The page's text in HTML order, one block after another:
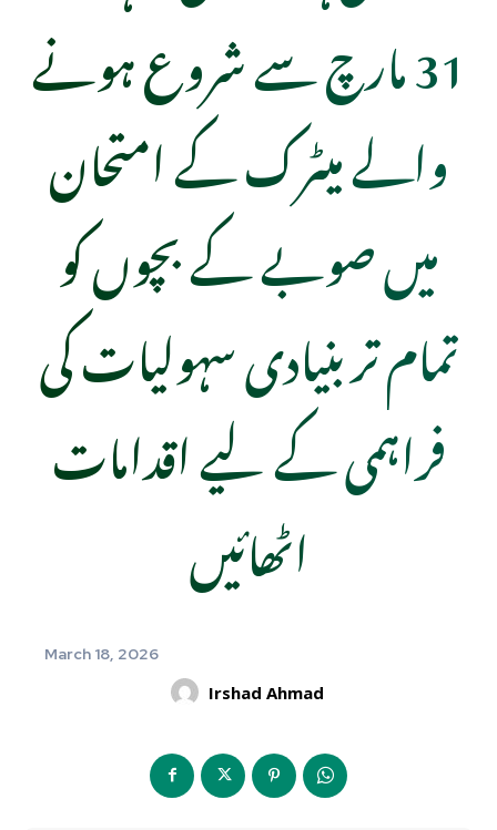
31 مارچ سے شروع ہونے
والے میٹرک کے امتحان
میں صوبے کے بچوں کو
تمام تر بنیادی سہولیات کی
فراہمی کے لیے اقدامات
اٹھائیں
March 18, 2026
Irshad Ahmad